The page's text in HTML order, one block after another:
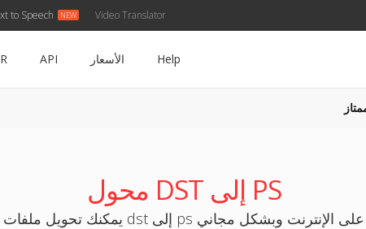
to Speech Video Translator
API الأسعار Help
محول DST إلى PS
يمكنك تحويل ملفات dst إلى ps على الإنترنت وبشكل مجاني